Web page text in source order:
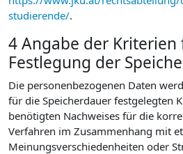
studierende/.
4 Angabe der Kriterien
Festlegung der
Die personenbezogenen Daten
für die Speicherdauer festgelegten
benötigten Nachweises für die
Verfahren im Zusammenhang mit
Meinungsverschiedenheiten oder